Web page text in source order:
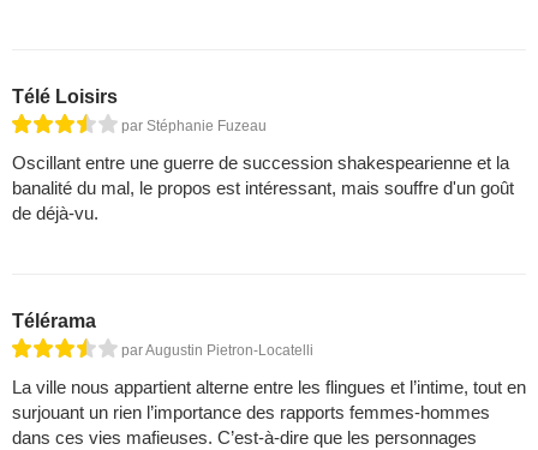
Télé Loisirs
par Stéphanie Fuzeau
Oscillant entre une guerre de succession shakespearienne et la
banalité du mal, le propos est intéressant, mais souffre d'un goût
de déjà-vu.
Télérama
par Augustin Pietron-Locatelli
La ville nous appartient alterne entre les flingues et l’intime, tout en
surjouant un rien l’importance des rapports femmes-hommes
dans ces vies mafieuses. C’est-à-dire que les personnages